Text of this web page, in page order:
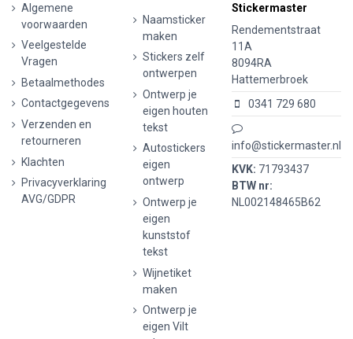
Algemene
voorwaarden
Veelgestelde
Vragen
Betaalmethodes
Contactgegevens
Verzenden en
retourneren
Klachten
Privacyverklaring
AVG/GDPR
Naamsticker
maken
Stickers zelf
ontwerpen
Ontwerp je
eigen houten
tekst
Autostickers
eigen
ontwerp
Ontwerp je
eigen
kunststof
tekst
Wijnetiket
maken
Ontwerp je
eigen Vilt
Stickermaster
Rendementstraat
11A
8094RA
Hattemerbroek
0341 729 680
info@stickermaster.nl
KVK: 71793437
BTW nr:
NL002148465B62